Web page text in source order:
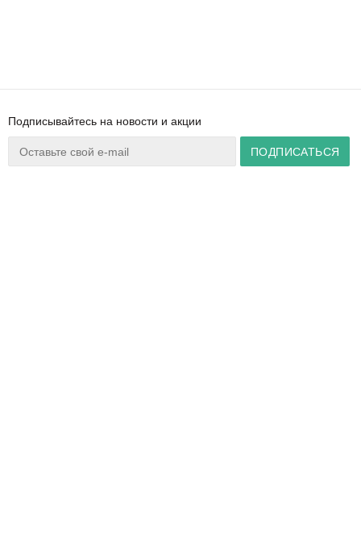
Подписывайтесь на новости и акции